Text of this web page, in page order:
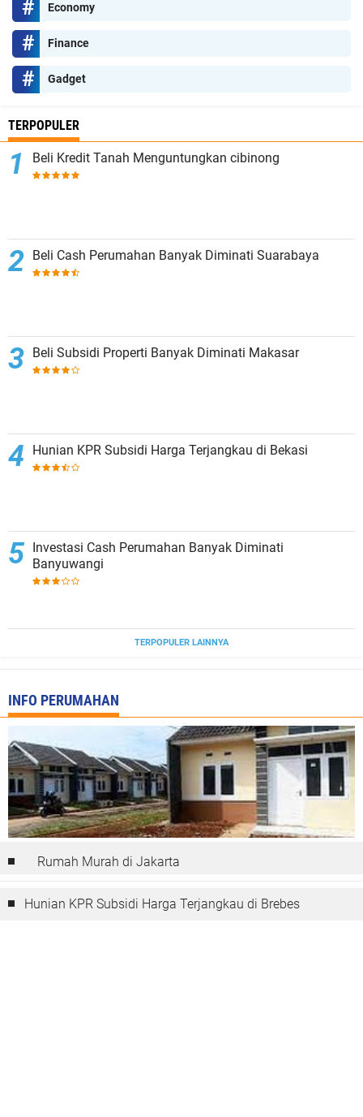
Economy
Finance
Gadget
TERPOPULER
Beli Kredit Tanah Menguntungkan cibinong
Beli Cash Perumahan Banyak Diminati Suarabaya
Beli Subsidi Properti Banyak Diminati Makasar
Hunian KPR Subsidi Harga Terjangkau di Bekasi
Investasi Cash Perumahan Banyak Diminati
Banyuwangi
TERPOPULER LAINNYA
INFO PERUMAHAN
Rumah Murah di Jakarta
Hunian KPR Subsidi Harga Terjangkau di Brebes